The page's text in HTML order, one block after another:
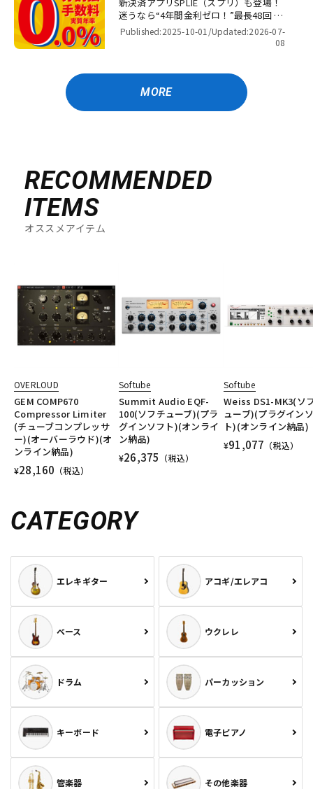
迷うなら“4年間金利ゼロ！”最長48回 無
金利キャンペーン
Published:2025-10-01/Updated:2026-07-
08
MORE
RECOMMENDED
ITEMS
オススメアイテム
OVERLOUD
GEM COMP670
Compressor Limiter
(チューブコンプレッサ
ー)(オーバーラウド)(オ
ンライン納品)
¥28,160 （税込）
Softube
Summit Audio EQF-
100(ソフチューブ)(プラ
グインソフト)(オンライ
ン納品)
¥26,375 （税込）
Softube
Weiss DS1-MK3(ソ
ューブ)(プラグイン
ト)(オンライン納品)
¥91,077 （税込）
CATEGORY
エレキギター アコギ/エレアコ
ベース ウクレレ
ドラム パーカッション
キーボード 電子ピアノ
管楽器 その他楽器